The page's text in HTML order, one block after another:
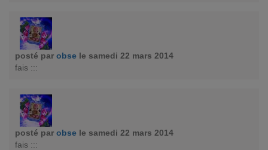
posté par obse le samedi 22 mars 2014
fais :::
posté par obse le samedi 22 mars 2014
fais :::